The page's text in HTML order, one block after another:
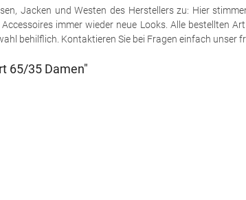
Jacken und Westen des Herstellers zu: Hier
immer wieder neue Looks. Alle bestellten
behilflich. Kontaktieren Sie bei Fragen einfach unser
65/35 Damen"